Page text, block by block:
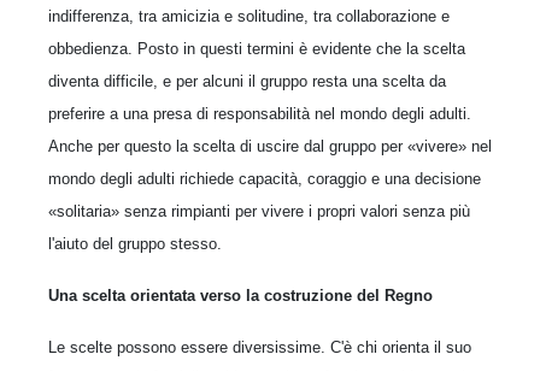
indifferenza, tra amicizia e solitudine, tra collaborazione e
obbedienza. Posto in questi termini è evidente che la scelta
diventa difficile, e per alcuni il gruppo resta una scelta da
preferire a una presa di responsabilità nel mondo degli adulti.
Anche per questo la scelta di uscire dal gruppo per «vivere» nel
mondo degli adulti richiede capacità, coraggio e una decisione
«solitaria» senza rimpianti per vivere i propri valori senza più
l'aiuto del gruppo stesso.
Una scelta orientata verso la costruzione del Regno
Le scelte possono essere diversissime. C'è chi orienta il suo